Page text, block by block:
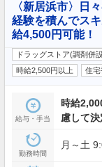
〈新居浜市〉日
経験を積んでス
給4,500円可能！
ドラッグストア(調剤併
時給2,500円以上
住
給与・手当
時給
慮して
勤務時間
月～土